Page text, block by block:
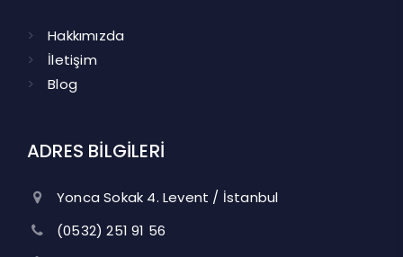
Hakkımızda
İletişim
Blog
ADRES BİLGİLERİ
Yonca Sokak 4. Levent / İstanbul
(0532) 251 91 56